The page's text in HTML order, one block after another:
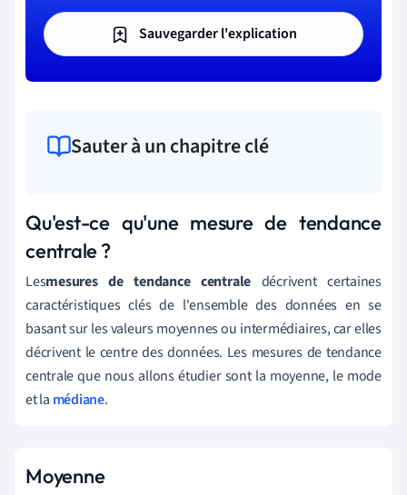
Sauvegarder l'explication
Sauter à un chapitre clé
Qu'est-ce qu'une mesure de tendance
centrale ?
Lesmesures de tendance centrale décrivent certaines
caractéristiques clés de l'ensemble des données en se
basant sur les valeurs moyennes ou intermédiaires, car elles
décrivent le centre des données. Les mesures de tendance
centrale que nous allons étudier sont la moyenne, le mode
et la médiane.
Moyenne